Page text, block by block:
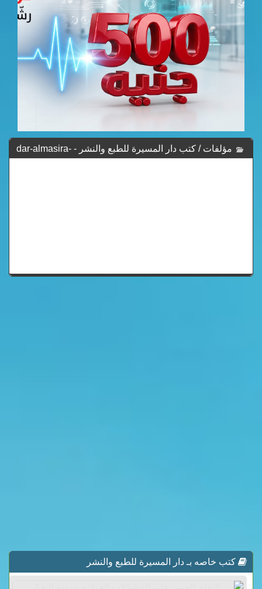
مؤلفات / كتب دار المسيرة للطبع والنشر - dar-almasira-
كتب خاصه بـ دار المسيرة للطبع والنشر